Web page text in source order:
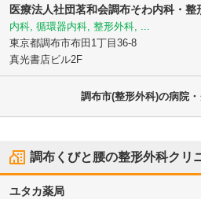
医療法人社団茗和会調布そわ内科・整
内科, 循環器内科, 整形外科, ...
東京都調布市布田1丁目36-8
真光書店ビル2F
調布市(整形外科)の病院
調布くびと腰の整形外科クリ
ユタカ薬局